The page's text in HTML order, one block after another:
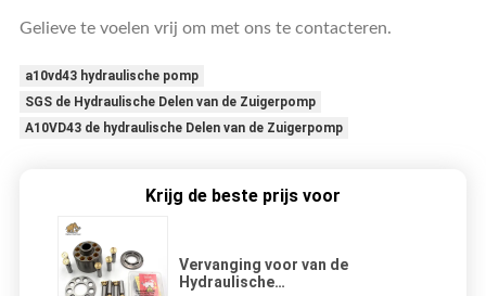
Gelieve te voelen vrij om met ons te contacteren.
a10vd43 hydraulische pomp
SGS de Hydraulische Delen van de Zuigerpomp
A10VD43 de hydraulische Delen van de Zuigerpomp
Krijg de beste prijs voor
Vervanging voor van de
Hydraulische